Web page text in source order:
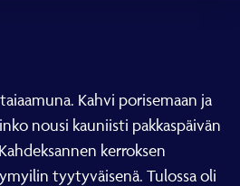
Kahvi porisemaan ja
nousi kauniisti pakkaspäivän
kerroksen
tyytyväisenä. Tulossa oli